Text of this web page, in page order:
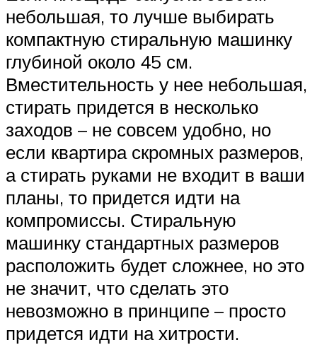
небольшая, то лучше выбирать
компактную стиральную машинку
глубиной около 45 см.
Вместительность у нее небольшая,
стирать придется в несколько
заходов – не совсем удобно, но
если квартира скромных размеров,
а стирать руками не входит в ваши
планы, то придется идти на
компромиссы. Стиральную
машинку стандартных размеров
расположить будет сложнее, но это
не значит, что сделать это
невозможно в принципе – просто
придется идти на хитрости.